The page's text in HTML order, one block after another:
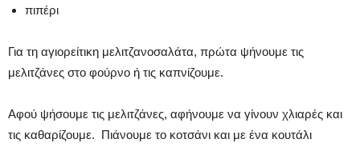
πιπέρι
Για τη αγιορείτικη μελιτζανοσαλάτα, πρώτα ψήνουμε τις
μελιτζάνες στο φούρνο ή τις καπνίζουμε.
Αφού ψήσουμε τις μελιτζάνες, αφήνουμε να γίνουν χλιαρές και
τις καθαρίζουμε. Πιάνουμε το κοτσάνι και με ένα κουτάλι